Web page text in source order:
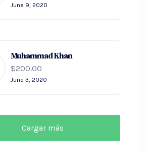
June 9, 2020
Muhammad Khan
$200.00
June 3, 2020
Cargar más